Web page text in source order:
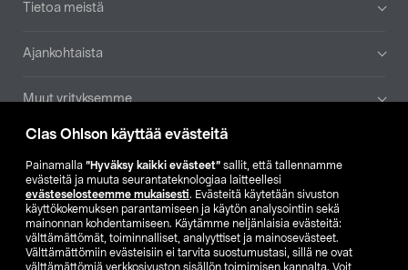
Clas Ohlson käyttää evästeitä
Painamalla ”Hyväksy kaikki evästeet” sallit, että tallennamme
evästeitä ja muuta seurantateknologiaa laitteellesi
evästeselosteemme mukaisesti. Evästeitä käytetään sivuston
käyttökokemuksen parantamiseen ja käytön analysointiin sekä
mainonnan kohdentamiseen. Käytämme neljänlaisia evästeitä:
välttämättömät, toiminnalliset, analyyttiset ja mainosevästeet.
Välttämättömiin evästeisiin ei tarvita suostumustasi, sillä ne ovat
välttämättömiä verkkosivuston sisällön toimimisen kannalta. Voit
Tietoa meistä
Ajankohtaista
Muut yrityksemme
Etsi myymälä
SE NO FI
FI SV